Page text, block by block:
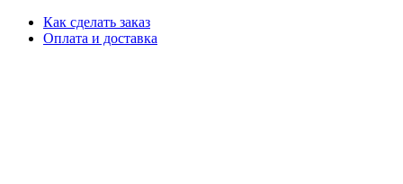
Как сделать заказ
Оплата и доставка